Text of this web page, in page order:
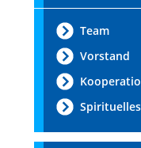
Team
Vorstand
Spirituelles